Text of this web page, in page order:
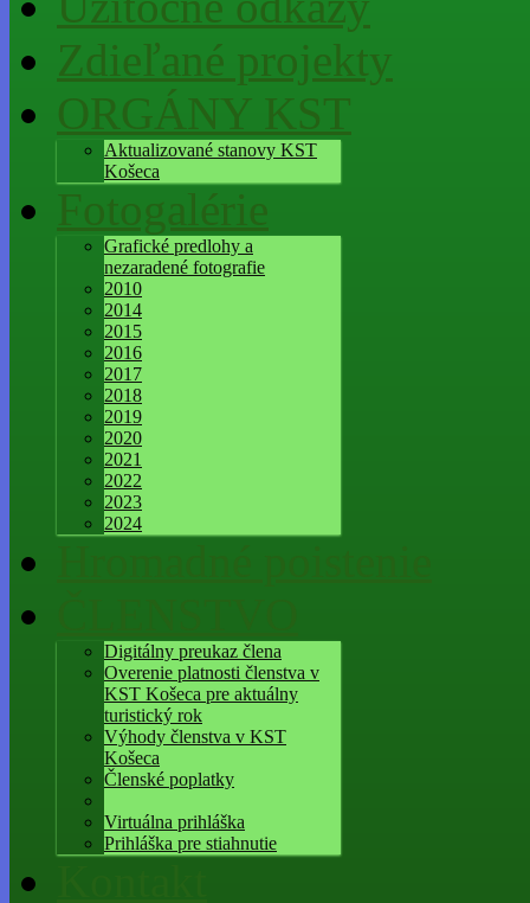
Zdieľané projekty
ORGÁNY KST
Aktualizované stanovy KST
Košeca
Fotogalérie
Grafické predlohy a
nezaradené fotografie
2010
2014
2015
2016
2017
2018
2019
2020
2021
2022
2023
2024
Digitálny preukaz člena
Overenie platnosti členstva v
KST Košeca pre aktuálny
turistický rok
Výhody členstva v KST
Košeca
Členské poplatky
Virtuálna prihláška
Prihláška pre stiahnutie